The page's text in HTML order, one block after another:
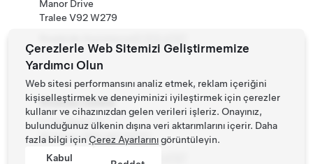
Manor Drive
Tralee V92 W279
Wicklow, Ireland
0 The Beehive
Wicklow, WW A67 KD27
Roadside Assistance
Çerezlerle Web Sitemizi Geliştirmemize
Yardımcı Olun
Web sitesi performansını analiz etmek, reklam içeriğini
kişiselleştirmek ve deneyiminizi iyileştirmek için çerezler
kullanır ve cihazınızdan gelen verileri işleriz. Onayınız,
bulunduğunuz ülkenin dışına veri aktarımlarını içerir. Daha
fazla bilgi için Çerez Ayarlarınıgörüntüleyin.
Kabul